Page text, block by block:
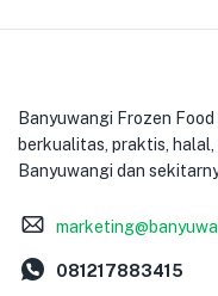
Banyuwangi Frozen
berkualitas, praktis,
Banyuwangi dan
081217883415